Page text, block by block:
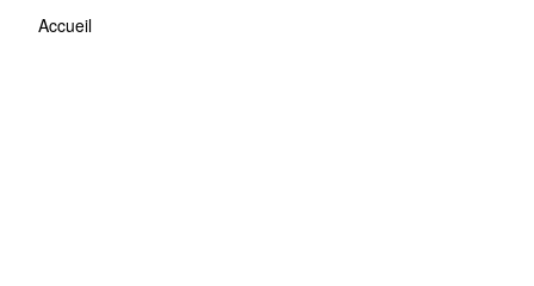
Accueil